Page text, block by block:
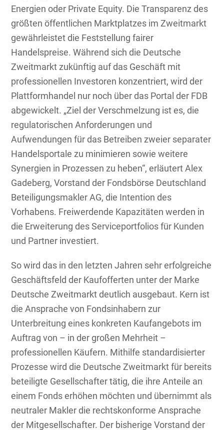
Energien oder Private Equity. Die Transparenz des
größten öffentlichen Marktplatzes im Zweitmarkt
gewährleistet die Feststellung fairer
Handelspreise. Während sich die Deutsche
Zweitmarkt zukünftig auf das Geschäft mit
professionellen Investoren konzentriert, wird der
Plattformhandel nur noch über das Portal der FDB
abgewickelt. „Ziel der Verschmelzung ist es, die
regulatorischen Anforderungen und
Aufwendungen für das Betreiben zweier separater
Handelsportale zu minimieren sowie weitere
Synergien in Prozessen zu heben“, erläutert Alex
Gadeberg, Vorstand der Fondsbörse Deutschland
Beteiligungsmakler AG, die Intention des
Vorhabens. Freiwerdende Kapazitäten werden in
die Erweiterung des Serviceportfolios für Kunden
und Partner investiert.
So wird das in den letzten Jahren sehr erfolgreiche
Geschäftsfeld der Kaufofferten unter der Marke
Deutsche Zweitmarkt deutlich ausgebaut. Kern ist
die Ansprache von Fondsinhabern zur
Unterbreitung eines konkreten Kaufangebots im
Auftrag von – in der großen Mehrheit –
professionellen Käufern. Mithilfe standardisierter
Prozesse wird die Deutsche Zweitmarkt für bereits
beteiligte Gesellschafter tätig, die ihre Anteile an
einem Fonds erhöhen möchten und übernimmt als
neutraler Makler die rechtskonforme Ansprache
der Mitgesellschafter. Der bisherige Vorstand der